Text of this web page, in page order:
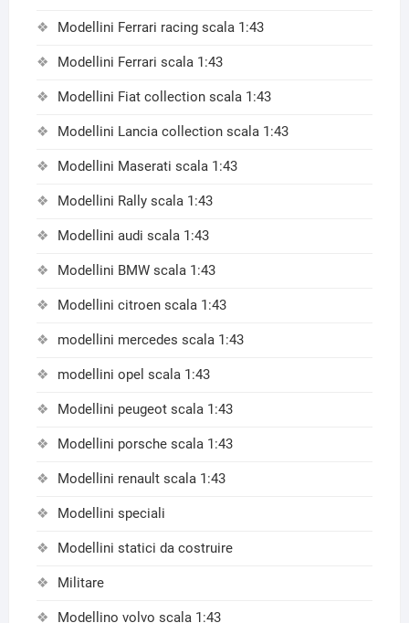
Modellini Ferrari racing scala 1:43
Modellini Ferrari scala 1:43
Modellini Fiat collection scala 1:43
Modellini Lancia collection scala 1:43
Modellini Maserati scala 1:43
Modellini Rally scala 1:43
Modellini audi scala 1:43
Modellini BMW scala 1:43
Modellini citroen scala 1:43
modellini mercedes scala 1:43
modellini opel scala 1:43
Modellini peugeot scala 1:43
Modellini porsche scala 1:43
Modellini renault scala 1:43
Modellini speciali
Modellini statici da costruire
Militare
Modellino volvo scala 1:43